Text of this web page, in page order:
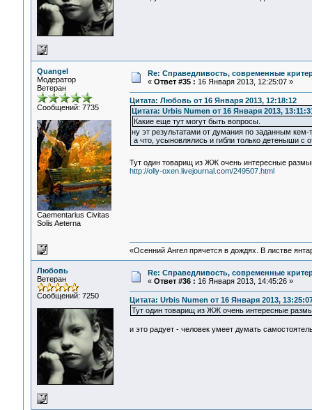
Quangel
Модератор
Ветеран
Сообщений: 7735
Сaementarius Civitas
Solis Aeterna
Re: Справедливость, современные
« Ответ #35 : 16 Января 2013, 12:25:07 »
Цитата: Любовь от 16 Января 2013, 12:18:12
Цитата: Urbis Numen от 16 Января 2013,
Какие еще тут могут быть вопросы.
ну эт результатами от думания по заданным
а что, усыновлялись и гибли только детеныши с
Тут один товарищ из ЖЖ очень интересные
http://olly-oxen.livejournal.com/249507.html
«Осенний Ангел прячется в дождях. В листве
Любовь
Ветеран
Сообщений: 7250
Re: Справедливость, современные
« Ответ #36 : 16 Января 2013, 14:45:26 »
Цитата: Urbis Numen от 16 Января 2013,
Тут один товарищ из ЖЖ очень интересные
и это радует - человек умеет думать